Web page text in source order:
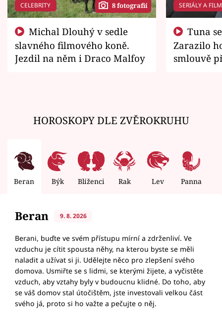
CELEBRITY 8 fotografií
slavného filmového koně.
Jezdil na něm i Draco Malfoy
SERIÁLY A
Zarazilo
smlouvě
HOROSKOPY DLE ZVĚROKRUHU
Beran Býk Blíženci Rak Lev Panna
Beran 9. 8. 2026
Berani, buďte ve svém přístupu mírní a zdrženliví. Ve
vzduchu je cítit spousta něhy, na kterou byste se měli
naladit a užívat si ji. Udělejte něco pro zlepšení svého
domova. Usmiřte se s lidmi, se kterými žijete, a vyčistěte
vzduch, aby vztahy byly v budoucnu klidné. Do toho, aby
se váš domov stal útočištěm, jste investovali velkou část
svého já, proto si ho važte a pečujte o něj.